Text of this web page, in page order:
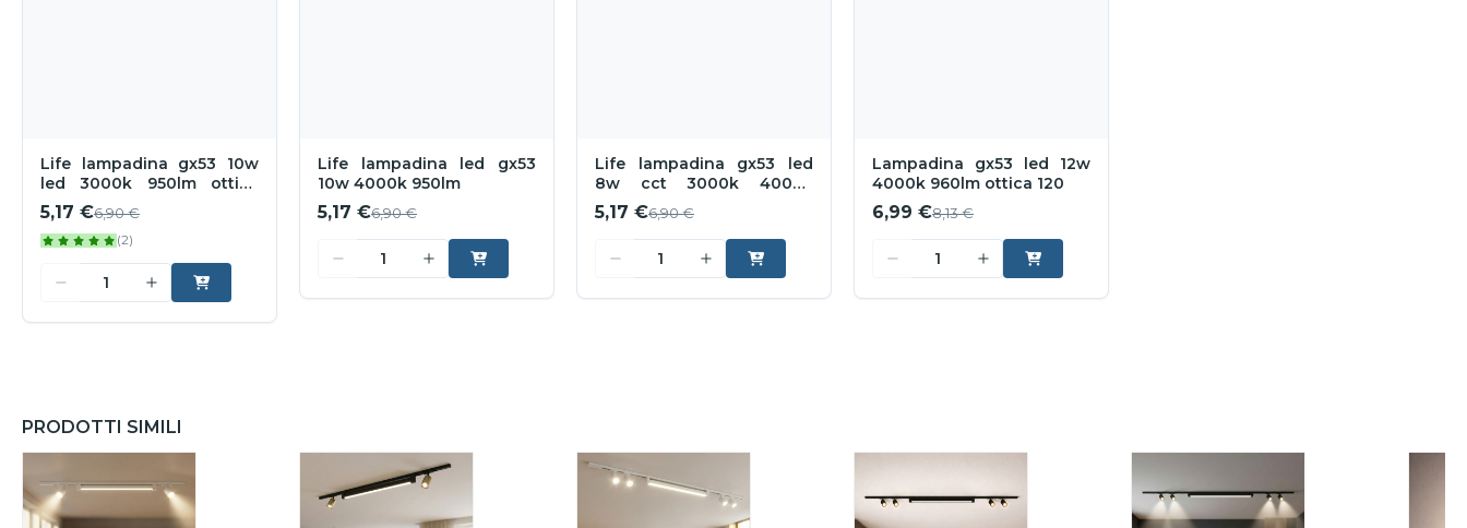
Life lampadina gx53 10w
led 3000k 950lm ottica
120
5,17 €6,90 €
(2)
Life lampadina led gx53
10w 4000k 950lm
5,17 €6,90 €
Life lampadina gx53 led
8w cct 3000k 4000k
6500k 720 lumen
5,17 €6,90 €
Lampadina gx53 led 12w
4000k 960lm ottica 120
6,99 €8,13 €
PRODOTTI SIMILI